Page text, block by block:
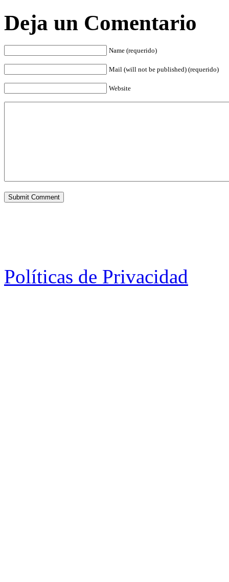
Deja un Comentario
Name (requerido)
Mail (will not be published) (requerido)
Website
Políticas de Privacidad